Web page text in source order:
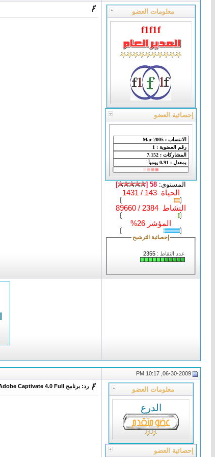
معلومات العضو
f1f1f
إحصائية العضو
المستوى: 58 [
]
الحياة 143 / 1431
النشاط 2384 / 89660
المؤشر 26%
إحصائية الترشيح
عدد النقاط :2355
معلومات العضو
الدرع
إحصائية العضو
رد: برنامج Adobe Captivate 4.0 Full